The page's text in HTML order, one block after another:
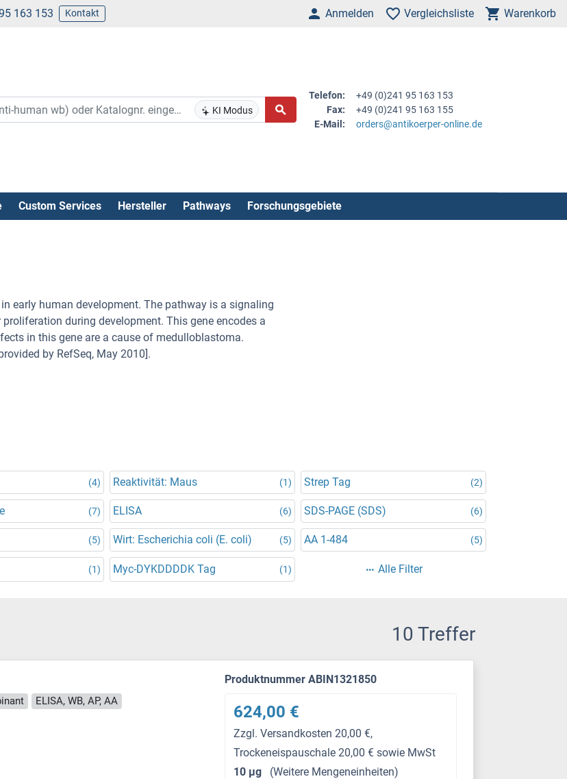
163 153 Kontakt Anmelden Vergleichsliste Warenkorb
KI Modus
Telefon:
+49 (0)241 95 163 153
Fax:
+49 (0)241 95 163 155
E-Mail:
orders@antikoerper-online.de
Custom Services Hersteller Pathways Forschungsgebiete
early human development. The pathway is a signaling
during development. This gene encodes a
in this gene are a cause of medulloblastoma.
by RefSeq, May 2010].
(4) Reaktivität: Maus (1) Strep Tag (2)
(7) ELISA (6) SDS-PAGE (SDS) (6)
(5) Wirt: Escherichia coli (E. coli) (5) AA 1-484 (5)
(1) Myc-DYKDDDDK Tag (1) Alle Filter
10 Treffer
ELISA, WB, AP, AA
Produktnummer ABIN1321850
624,00 €
Zzgl. Versandkosten 20,00 €,
Trockeneispauschale 20,00 € sowie MwSt
10 μg
(Weitere Mengeneinheiten)